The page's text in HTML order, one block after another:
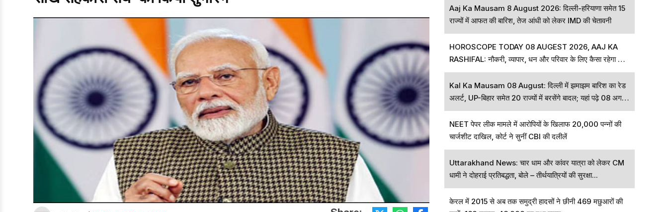
Aaj Ka Mausam 8 August 2026: दिल्ली-हरियाणा समेत 15
राज्यों में आफत की बारिश, तेज आंधी को लेकर IMD की चेतावनी
HOROSCOPE TODAY 08 AUGEST 2026, AAJ KA
RASHIFAL: नौकरी, व्यापार, धन और परिवार के लिए कैसा रहेगा आज
का दिन, जानें अपनी राशि
Kal Ka Mausam 08 August: दिल्ली में झमाझम बारिश का रेड
अलर्ट, UP-बिहार समेत 20 राज्यों में बरसेंगे बादल; यहां पढ़े 08 अगस्त
का कैसा रहेगा मौसम
NEET पेपर लीक मामले में आरोपियों के खिलाफ 20,000 पन्नों की
चार्जशीट दाखिल, कोर्ट ने सुनीं CBI की दलीलें
Uttarakhand News: चार धाम और कांवर यात्रा को लेकर CM
धामी ने दोहराई प्रतिबद्धता, बोले – तीर्थयात्रियों की सुरक्षा...
केरल में 2015 से अब तक समुद्री हादसों ने छीनी 469 मछुआरों की